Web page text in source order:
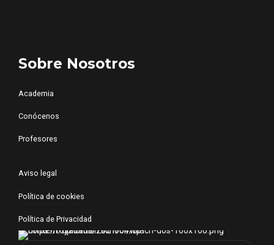
Sobre Nosotros
Academia
Conócenos
Profesores
Aviso legal
Política de cookies
Política de Privacidad